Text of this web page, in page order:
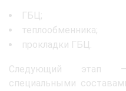
ГБЦ;
теплообменника;
прокладки ГБЦ.
Следующий этап
специальными